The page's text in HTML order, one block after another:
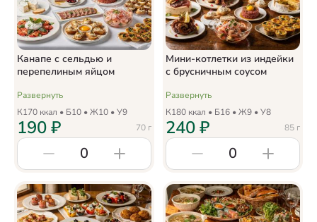
Канапе с сельдью и
перепелиным яйцом
Развернуть
К170 ккал • Б10 • Ж10 • У9
70 г
190₽
0
Мини-котлетки из индейки
с брусничным соусом
Развернуть
К180 ккал • Б16 • Ж9 • У8
85 г
240₽
0